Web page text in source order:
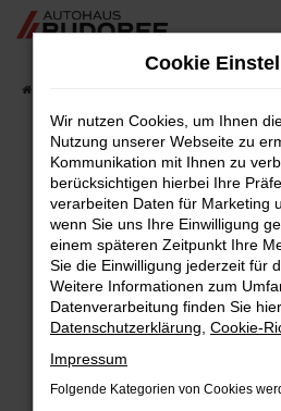
Zum
Fehler: Network
Beim Laden ist ein Fehler
Hier sind ein paar Tipps, die
Überprüfe deine Firewall
Internetverbindung.
Laden andere Webseiten,
Suchmaschine?
Prüfe deine
Cookie
Wir nutzen Cookies, um Ihnen
Nutzung unserer Webseite zu
Kommunikation mit Ihnen zu
berücksichtigen hierbei Ihre
verarbeiten Daten für Marketing
wenn Sie uns Ihre Einwilligung
einem späteren Zeitpunkt Ihre
Sie die Einwilligung jederzeit für
Weitere Informationen zum
Datenverarbeitung finden Sie
Datenschutzerklärung Cookie-
Impressum
Folgende Kategorien von Cookies